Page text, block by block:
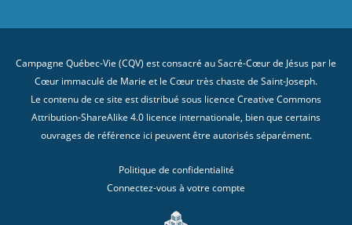
Campagne Québec-Vie (CQV) est consacré au Sacré-Cœur de Jésus par le
Cœur immaculé de Marie et le Cœur très chaste de Saint-Joseph.
Le contenu de ce site est distribué sous licence Creative Commons
Attribution-ShareAlike 4.0 licence internationale, bien que certains
ouvrages de référence ici peuvent être autorisés séparément.
Politique de confidentialité
Connectez-vous à votre compte